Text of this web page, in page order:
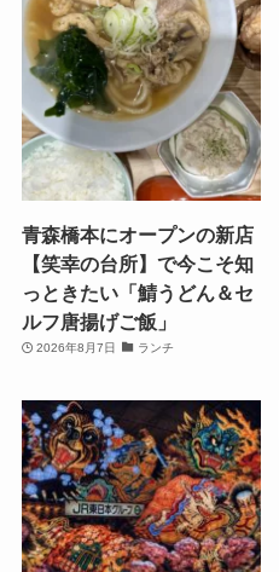
青森橋本にオープンの新店
【笑幸の台所】で今こそ知
っときたい「鯖うどん＆セ
ルフ唐揚げご飯」
2026年8月7日 ランチ